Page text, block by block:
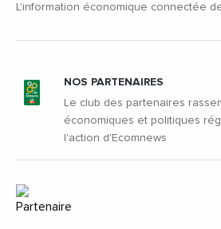
L'information économique connectée
NOS PARTENAIRES
Le club des partenaires
économiques et politiques
l'action d'Ecomnews